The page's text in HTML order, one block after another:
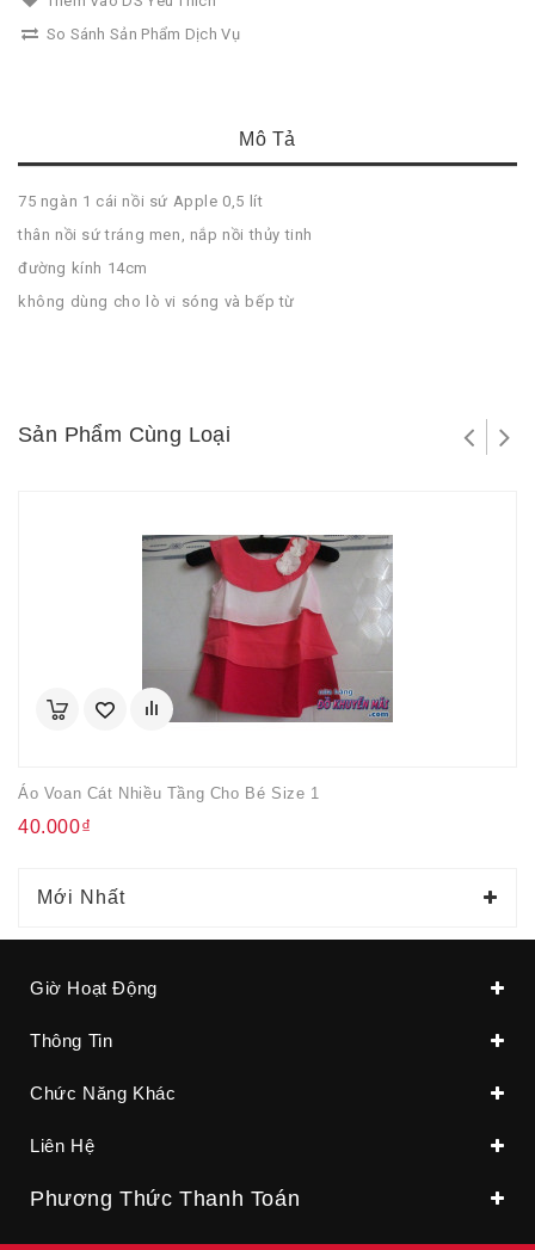
So Sánh Sản Phẩm Dịch Vụ
Mô Tả
75 ngàn 1 cái nồi sứ Apple 0,5 lít
thân nồi sứ tráng men, nắp nồi thủy tinh
đường kính 14cm
không dùng cho lò vi sóng và bếp từ
Sản Phẩm Cùng Loại
Áo Voan Cát Nhiều Tầng Cho Bé Size 1
40.000₫
Mới Nhất
Giờ Hoạt Động
Thông Tin
Chức Năng Khác
Liên Hệ
Phương Thức Thanh Toán